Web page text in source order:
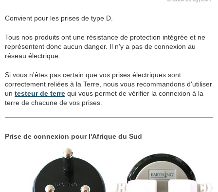
Convient pour les prises de type D.
Tous nos produits ont une résistance de protection intégrée et ne
représentent donc aucun danger. Il n'y a pas de connexion au
réseau électrique.
Si vous n'êtes pas certain que vos prises électriques sont
correctement reliées à la Terre, nous vous recommandons d'utiliser
un testeur de terre qui vous permet de vérifier la connexion à la
terre de chacune de vos prises.
Prise de connexion pour l'Afrique du Sud